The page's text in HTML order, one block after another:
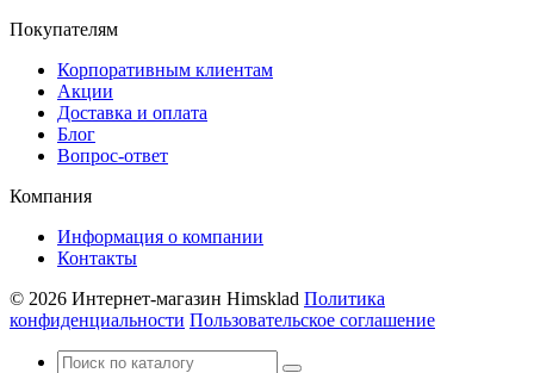
Покупателям
Корпоративным клиентам
Акции
Доставка и оплата
Блог
Вопрос-ответ
Компания
Информация о компании
Контакты
© 2026 Интернет-магазин Himsklad Политика
конфиденциальности Пользовательское соглашение